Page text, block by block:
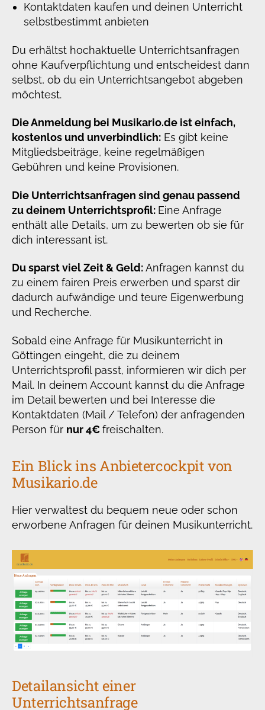
Kontaktdaten kaufen und deinen Unterricht
selbstbestimmt anbieten
Du erhältst hochaktuelle Unterrichtsanfragen
ohne Kaufverpflichtung und entscheidest dann
selbst, ob du ein Unterrichtsangebot abgeben
möchtest.
Die Anmeldung bei Musikario.de ist einfach,
kostenlos und unverbindlich: Es gibt keine
Mitgliedsbeiträge, keine regelmäßigen
Gebühren und keine Provisionen.
Die Unterrichtsanfragen sind genau passend
zu deinem Unterrichtsprofil: Eine Anfrage
enthält alle Details, um zu bewerten ob sie für
dich interessant ist.
Du sparst viel Zeit & Geld:Anfragen kannst du
zu einem fairen Preis erwerben und sparst dir
dadurch aufwändige und teure Eigenwerbung
und Recherche.
Sobald eine Anfrage für Musikunterricht in
Göttingen eingeht, die zu deinem
Unterrichtsprofil passt, informieren wir dich per
Mail. In deinem Account kannst du die Anfrage
im Detail bewerten und bei Interesse die
Kontaktdaten (Mail / Telefon) der anfragenden
Person für nur 4€freischalten.
Ein Blick ins Anbietercockpit von
Musikario.de
Hier verwaltest du bequem neue oder schon
erworbene Anfragen für deinen Musikunterricht.
Detailansicht einer
Unterrichtsanfrage